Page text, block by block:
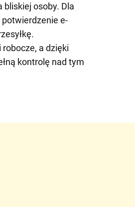
bliskiej osoby. Dla
e-
a dzięki
kontrolę nad tym